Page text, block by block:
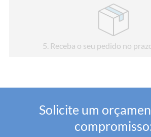
5 . Receba o seu pedido no
Solicite um